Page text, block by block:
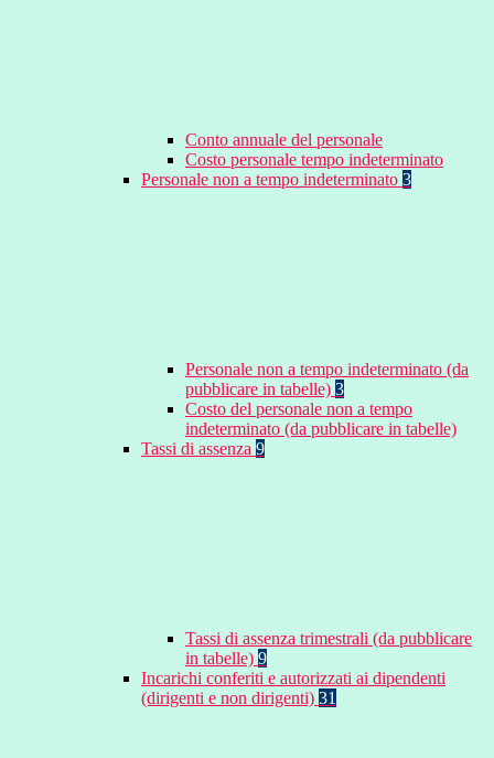
Conto annuale del personale
Costo personale tempo indeterminato
Personale non a tempo indeterminato 3
Personale non a tempo indeterminato (da
pubblicare in tabelle) 3
Costo del personale non a tempo
indeterminato (da pubblicare in tabelle)
Tassi di assenza 9
Tassi di assenza trimestrali (da pubblicare
in tabelle) 9
Incarichi conferiti e autorizzati ai dipendenti
(dirigenti e non dirigenti) 31